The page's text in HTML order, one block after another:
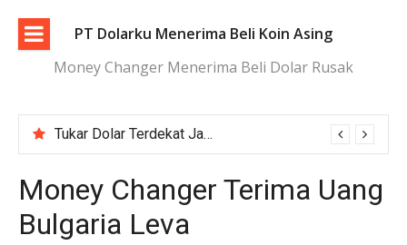
konten
PT Dolarku Menerima Beli Koin Asing
Money Changer Menerima Beli Dolar Rusak
Tukar Dolar Terdekat Jakarta dengan Proses Cepat dan Aman
Money Changer Terima Uang
Bulgaria Leva